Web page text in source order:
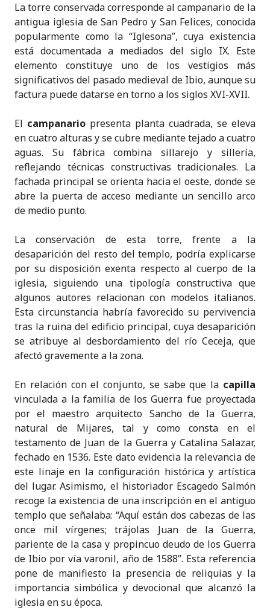
La torre conservada corresponde al campanario de la
antigua iglesia de San Pedro y San Felices, conocida
popularmente como la “Iglesona”, cuya existencia
está documentada a mediados del siglo IX. Este
elemento constituye uno de los vestigios más
significativos del pasado medieval de Ibio, aunque su
factura puede datarse en torno a los siglos XVI-XVII.
El campanario presenta planta cuadrada, se eleva
en cuatro alturas y se cubre mediante tejado a cuatro
aguas. Su fábrica combina sillarejo y sillería,
reflejando técnicas constructivas tradicionales. La
fachada principal se orienta hacia el oeste, donde se
abre la puerta de acceso mediante un sencillo arco
de medio punto.
La conservación de esta torre, frente a la
desaparición del resto del templo, podría explicarse
por su disposición exenta respecto al cuerpo de la
iglesia, siguiendo una tipología constructiva que
algunos autores relacionan con modelos italianos.
Esta circunstancia habría favorecido su pervivencia
tras la ruina del edificio principal, cuya desaparición
se atribuye al desbordamiento del río Ceceja, que
afectó gravemente a la zona.
En relación con el conjunto, se sabe que la capilla
vinculada a la familia de los Guerra fue proyectada
por el maestro arquitecto Sancho de la Guerra,
natural de Mijares, tal y como consta en el
testamento de Juan de la Guerra y Catalina Salazar,
fechado en 1536. Este dato evidencia la relevancia de
este linaje en la configuración histórica y artística
del lugar. Asimismo, el historiador Escagedo Salmón
recoge la existencia de una inscripción en el antiguo
templo que señalaba: “Aquí están dos cabezas de las
once mil vírgenes; trájolas Juan de la Guerra,
pariente de la casa y propincuo deudo de los Guerra
de Ibio por vía varonil, año de 1588”. Esta referencia
pone de manifiesto la presencia de reliquias y la
importancia simbólica y devocional que alcanzó la
iglesia en su época.